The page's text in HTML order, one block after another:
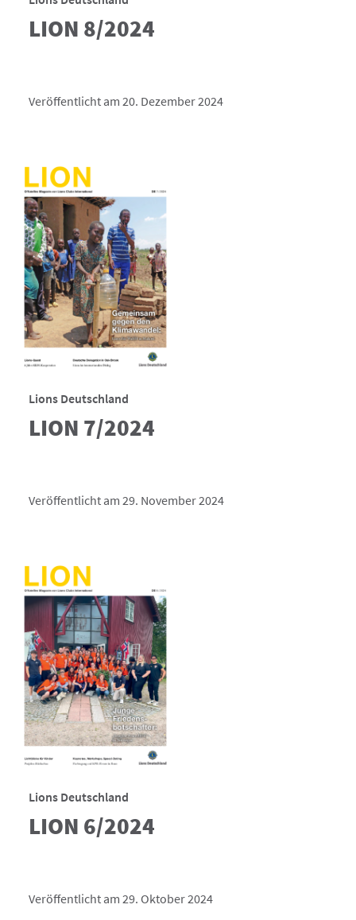
LION 8/2024
Veröffentlicht am 20. Dezember 2024
Lions Deutschland
LION 7/2024
Veröffentlicht am 29. November 2024
Lions Deutschland
LION 6/2024
Veröffentlicht am 29. Oktober 2024